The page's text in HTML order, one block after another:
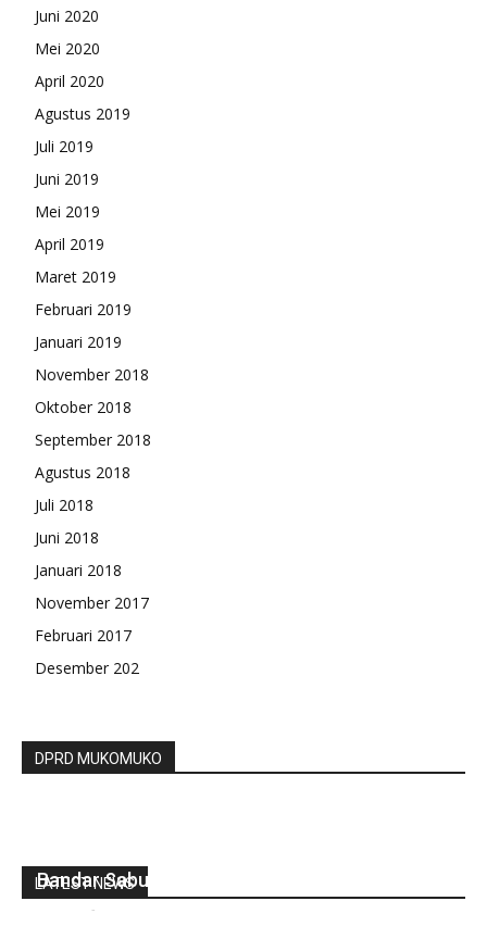
Juni 2020
Mei 2020
April 2020
Agustus 2019
Juli 2019
Juni 2019
Mei 2019
April 2019
Maret 2019
Februari 2019
Januari 2019
November 2018
Oktober 2018
September 2018
Agustus 2018
Juli 2018
Juni 2018
Januari 2018
November 2017
Februari 2017
Desember 202
DPRD MUKOMUKO
LATEST NEWS
Bandar Sabu
-